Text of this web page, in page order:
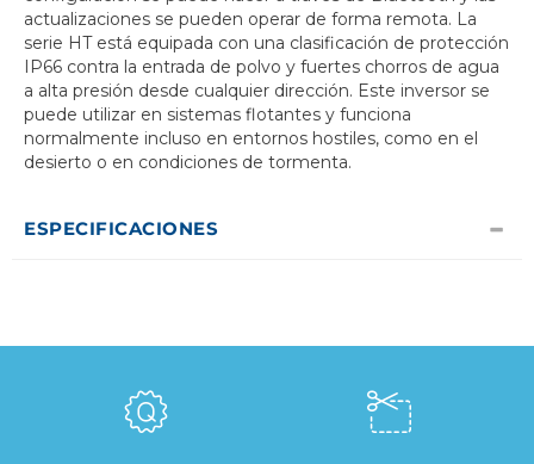
actualizaciones se pueden operar de forma remota. La
serie HT está equipada con una clasificación de protección
IP66 contra la entrada de polvo y fuertes chorros de agua
a alta presión desde cualquier dirección. Este inversor se
puede utilizar en sistemas flotantes y funciona
normalmente incluso en entornos hostiles, como en el
desierto o en condiciones de tormenta.
ESPECIFICACIONES